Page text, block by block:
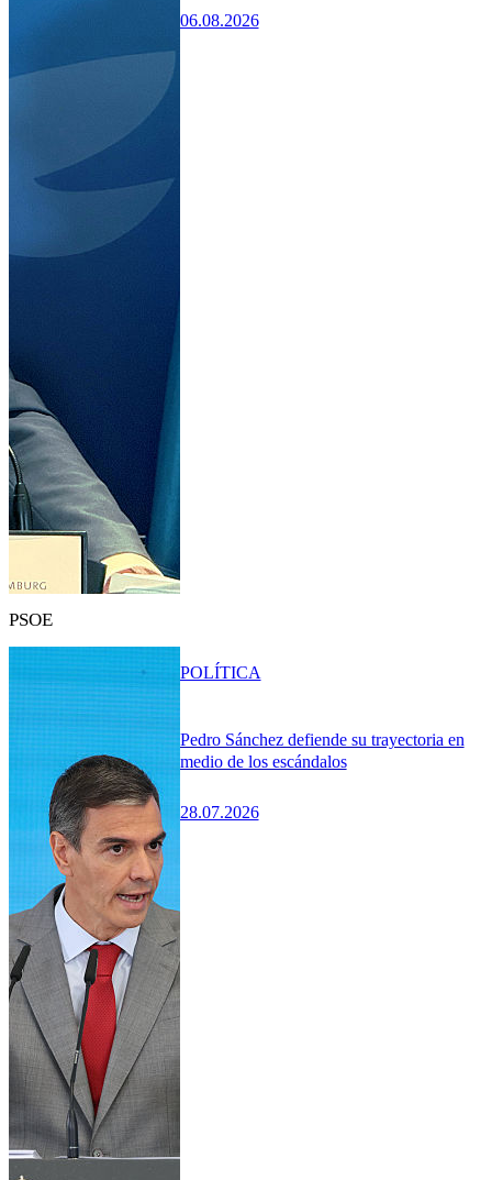
06.08.2026
PSOE
Pedro Sánchez defiende su trayectoria en
medio de los escándalos
28.07.2026
POLÍTICA